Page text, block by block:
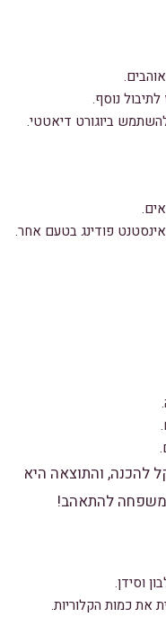
נוסף.
ביוגורט דיאטטי.
פודינג בטעם אחר.
להכנה, והתוצאה היא
להתאהב!
וסידן.
את כמות הקלוריות.